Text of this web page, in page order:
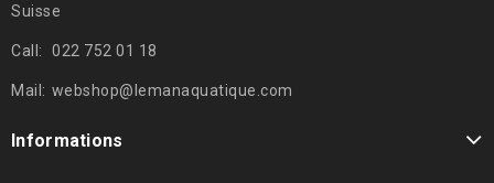
Suisse
Call: 022 752 01 18
Mail: webshop@lemanaquatique.com
Informations